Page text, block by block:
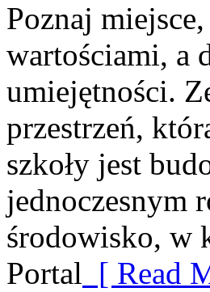
Poznaj
wartościami, a
umiejętności.
przestrzeń,
szkoły jest
jednoczesnym
środowisko, w
Portal [ Read